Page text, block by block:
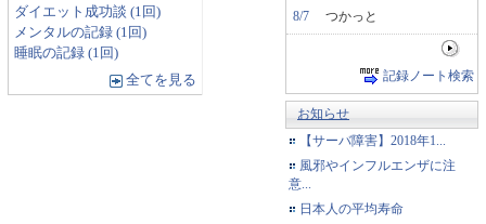
ダイエット成功談 (1回)
メンタルの記録 (1回)
睡眠の記録 (1回)
全てを見る
8/7 つかっと
記録ノート検索
お知らせ
【サーバ障害】2018年1...
風邪やインフルエンザに注
意...
日本人の平均寿命